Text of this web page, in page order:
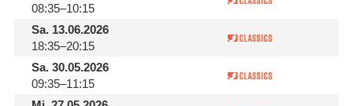
08:35–10:15
Sa.13.06.2026
18:35–20:15
Sa.30.05.2026
09:35–11:15